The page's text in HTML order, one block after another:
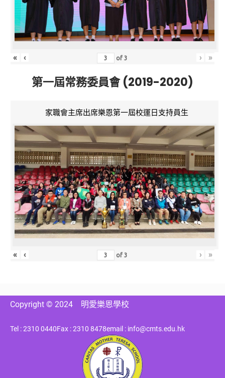
« ‹ of3 › »
第一屆常務委員會 (2019-2020)
家職會主席出席樂恩第一屆校運日支持員生
« ‹ of3 › »
Copyright © 2024 明愛樂恩學校
Tel : 2310 0440Fax : 2310 8478email : info@cmts.edu.hk